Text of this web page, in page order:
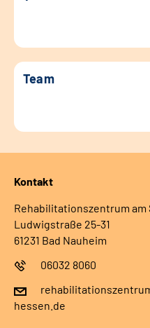
Team
Kontakt
Rehabilitationszentrum am
Ludwigstraße 25-31
61231 Bad Nauheim
06032 8060
hessen.de